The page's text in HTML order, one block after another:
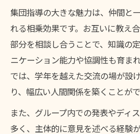
集団指導の大きな魅力は、仲間と
れる相乗効果です。お互いに教え
部分を相談し合うことで、知識の
ニケーション能力や協調性も育ま
では、学年を越えた交流の場が設
り、幅広い人間関係を築くことがで
また、グループ内での発表やディ
多く、主体的に意見を述べる経験